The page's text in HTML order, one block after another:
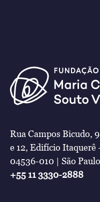
Rua Campos Bicudo,
e 12, Edifício Itaquerê
04536-010 | São
+55 11 3330-2888